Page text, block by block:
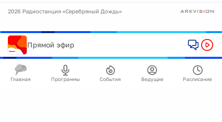
2026 Радиостанция «Серебряный Дождь»
Прямой эфир
Главная Программы События Ведущие Расписание